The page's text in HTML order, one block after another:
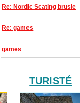
Re: Nordic Scating brusle
Re: games
games
TURISTÉ